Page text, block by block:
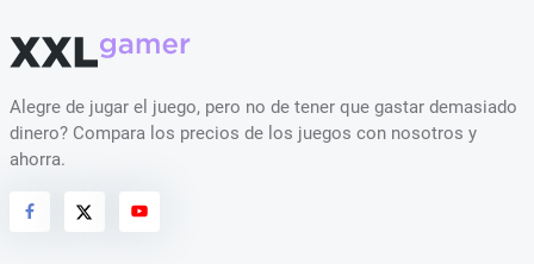
Alegre de jugar el juego, pero no de tener que gastar demasiado
dinero? Compara los precios de los juegos con nosotros y
ahorra.